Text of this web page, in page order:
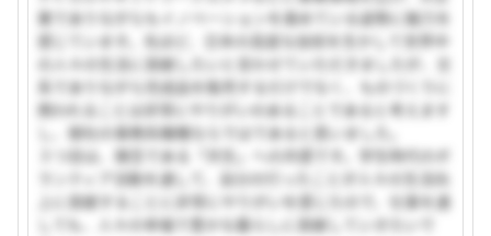
業でありながらもイノベーションを進めている姿勢に魅力を
感じています。先ほど、日本の高度な技術を生かして世界中
の人々の生活に貢献したいと言わせていただきましたが、文
系でありながら完成品を販売するだけでなく、ものづくりに
携われることは非常にやりがいのあることであると考えます
し、御社の事務系職種ならではであると思いました。
３つ目は、理念である「共生」への共感です。学生時代のボ
ランティア活動を通して、自分の行ったことが人々の生活向
上に貢献することに非常にやりがいを感じたので、仕事を通
しても、人々の幸福で豊かな暮らしに貢献していきたいで